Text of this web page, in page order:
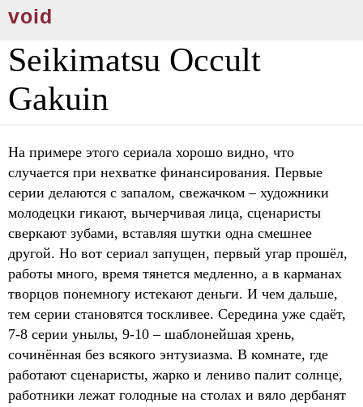
void
Seikimatsu Occult
Gakuin
На примере этого сериала хорошо видно, что
случается при нехватке финансирования. Первые
серии делаются с запалом, свежачком – художники
молодецки гикают, вычерчивая лица, сценаристы
сверкают зубами, вставляя шутки одна смешнее
другой. Но вот сериал запущен, первый угар прошёл,
работы много, время тянется медленно, а в карманах
творцов понемногу истекают деньги. И чем дальше,
тем серии становятся тоскливее. Середина уже сдаёт,
7-8 серии унылы, 9-10 – шаблонейшая хрень,
сочинённая без всякого энтузиазма. В комнате, где
работают сценаристы, жарко и лениво палит солнце,
работники лежат голодные на столах и вяло дербанят